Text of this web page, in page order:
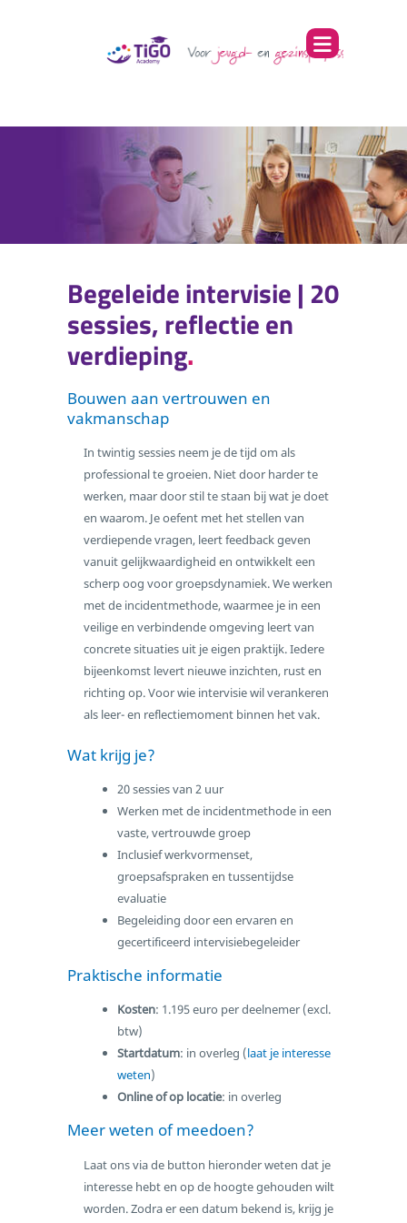
Begeleide intervisie | 20
sessies, reflectie en
verdieping
Bouwen aan vertrouwen en
vakmanschap
In twintig sessies neem je de tijd om als
professional te groeien. Niet door harder te
werken, maar door stil te staan bij wat je doet
en waarom. Je oefent met het stellen van
verdiepende vragen, leert feedback geven
vanuit gelijkwaardigheid en ontwikkelt een
scherp oog voor groepsdynamiek. We werken
met de incidentmethode, waarmee je in een
veilige en verbindende omgeving leert van
concrete situaties uit je eigen praktijk. Iedere
bijeenkomst levert nieuwe inzichten, rust en
richting op. Voor wie intervisie wil verankeren
als leer- en reflectiemoment binnen het vak.
Wat krijg je?
20 sessies van 2 uur
Werken met de incidentmethode in een
vaste, vertrouwde groep
Inclusief werkvormenset,
groepsafspraken en tussentijdse
evaluatie
Begeleiding door een ervaren en
gecertificeerd intervisiebegeleider
Praktische informatie
Kosten: 1.195 euro per deelnemer (excl.
btw)
Startdatum: in overleg (laat je interesse
weten)
Online of op locatie: in overleg
Meer weten of meedoen?
Laat ons via de button hieronder weten dat je
interesse hebt en op de hoogte gehouden wilt
worden. Zodra er een datum bekend is, krijg je